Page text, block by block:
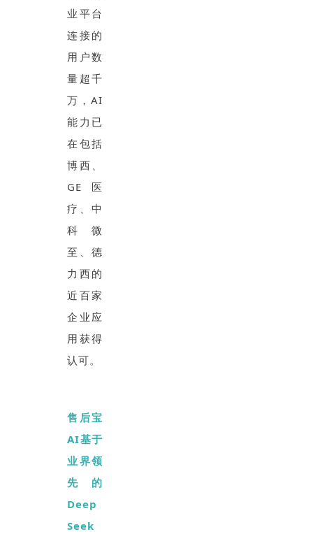
业平台
连接的
用户数
量超千
万，AI
能力已
在包括
博西、
GE医
疗、中
科微
至、德
力西的
近百家
企业应
用获得
认可。
售后宝
AI基于
业界领
先的
Deep
Seek